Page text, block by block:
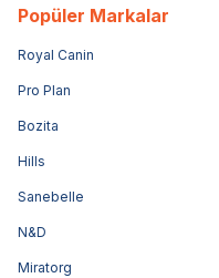
Popüler Markalar
Royal Canin
Pro Plan
Bozita
Hills
Sanebelle
N&D
Miratorg